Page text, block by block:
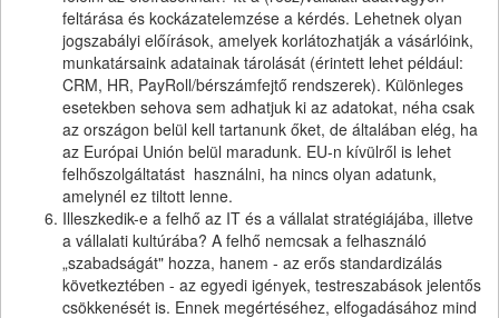
feltárása és kockázatelemzése a kérdés. Lehetnek olyan
jogszabályi előírások, amelyek korlátozhatják a vásárlóink,
munkatársaink adatainak tárolását (érintett lehet például:
CRM, HR, PayRoll/bérszámfejtő rendszerek). Különleges
esetekben sehova sem adhatjuk ki az adatokat, néha csak
az országon belül kell tartanunk őket, de általában elég, ha
az Európai Unión belül maradunk. EU-n kívülről is lehet
felhőszolgáltatást használni, ha nincs olyan adatunk,
amelynél ez tiltott lenne.
Illeszkedik-e a felhő az IT és a vállalat stratégiájába, illetve
a vállalati kultúrába? A felhő nemcsak a felhasználó
„szabadságát" hozza, hanem - az erős standardizálás
következtében - az egyedi igények, testreszabások jelentős
csökkenését is. Ennek megértéséhez, elfogadásához mind